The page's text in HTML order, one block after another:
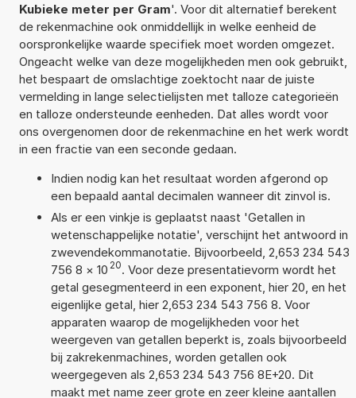
Kubieke meter per Gram'. Voor dit alternatief berekent
de rekenmachine ook onmiddellijk in welke eenheid de
oorspronkelijke waarde specifiek moet worden omgezet.
Ongeacht welke van deze mogelijkheden men ook gebruikt,
het bespaart de omslachtige zoektocht naar de juiste
vermelding in lange selectielijsten met talloze categorieën
en talloze ondersteunde eenheden. Dat alles wordt voor
ons overgenomen door de rekenmachine en het werk wordt
in een fractie van een seconde gedaan.
Indien nodig kan het resultaat worden afgerond op
een bepaald aantal decimalen wanneer dit zinvol is.
Als er een vinkje is geplaatst naast 'Getallen in
wetenschappelijke notatie', verschijnt het antwoord in
zwevendekommanotatie. Bijvoorbeeld, 2,653 234 543
756 8 × 10 20. Voor deze presentatievorm wordt het
getal gesegmenteerd in een exponent, hier 20, en het
eigenlijke getal, hier 2,653 234 543 756 8. Voor
apparaten waarop de mogelijkheden voor het
weergeven van getallen beperkt is, zoals bijvoorbeeld
bij zakrekenmachines, worden getallen ook
weergegeven als 2,653 234 543 756 8E+20. Dit
maakt met name zeer grote en zeer kleine aantallen